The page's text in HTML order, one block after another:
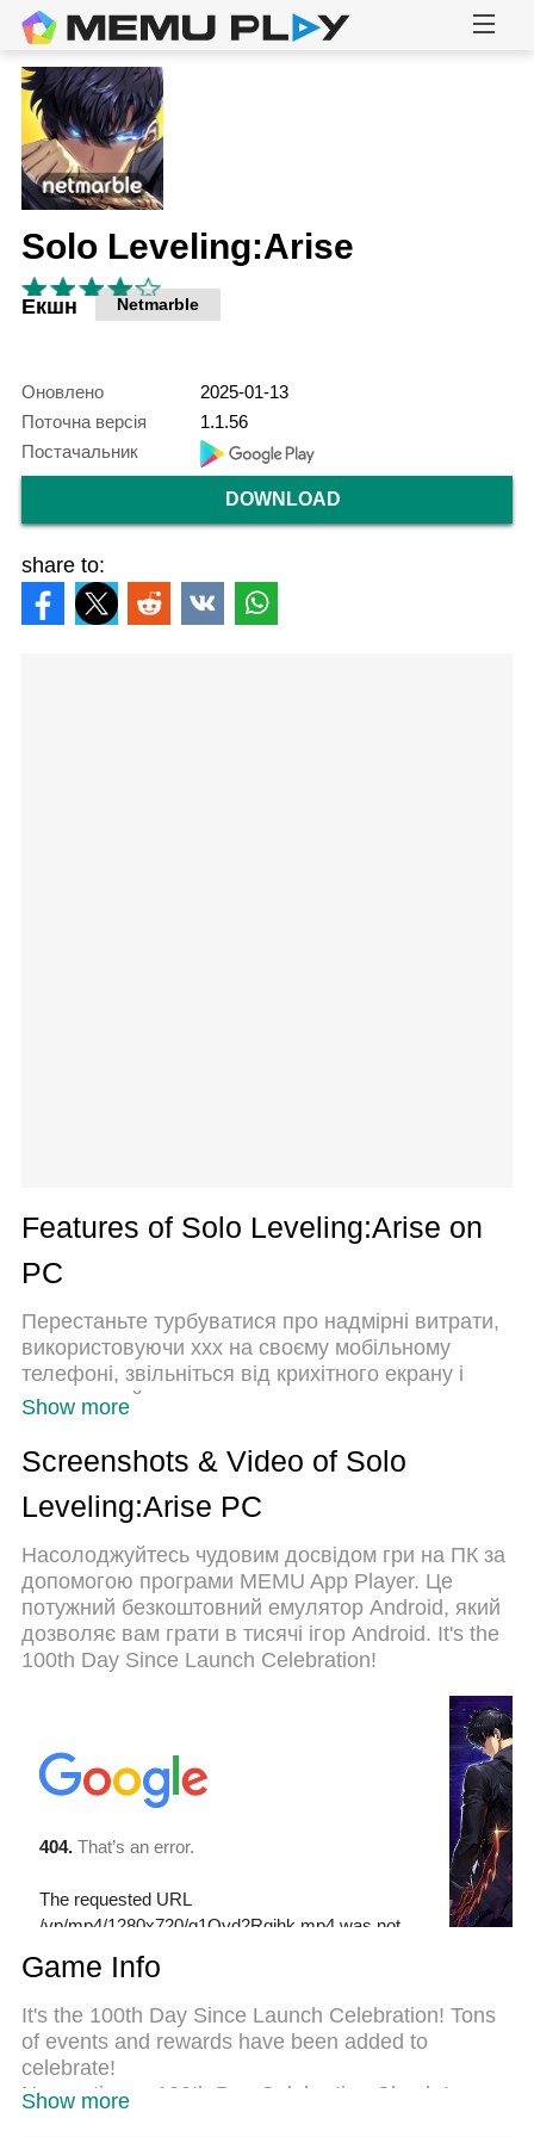
Solo Leveling:Arise
Екшн Netmarble
Оновлено
2025-01-13
Поточна версія
1.1.56
Постачальник
DOWNLOAD
share to:
Features of Solo Leveling:Arise on
PC
Перестаньте турбуватися про надмірні витрати,
використовуючи ххх на своєму мобільному
телефоні, звільніться від крихітного екрану і
насолоджуйтеся використанням програми на
повний екран свого додатка за допомогою
клавіатури та миші. MEmu пропонує вам усі
дивовижні функції, які ви очікували: швидка
зрозумілі елементи керування, більше обмежень
від акумулятора, мобільних даних та тривожних
дзвінків. Новий MEmu 9 - найкращий вибір
використання Solo Leveling:Arise на вашому
комп’ютері. За допомогою нашого поглинання
найголовніше, наш ексклюзивний емуляційний
двигун може вивільнити весь потенціал вашого
ПК, зробити все гладким і приємним.
Show more
Screenshots & Video of Solo
Leveling:Arise PC
Насолоджуйтесь чудовим досвідом гри на ПК за
допомогою програми MEMU App Player. Це
потужний безкоштовний емулятор Android, який
дозволяє вам грати в тисячі ігор Android. It's the
100th Day Since Launch Celebration!
Game Info
It's the 100th Day Since Launch Celebration! Tons
of events and rewards have been added to
celebrate!
Now active: a 100th Day Celebration Check-In
Show more